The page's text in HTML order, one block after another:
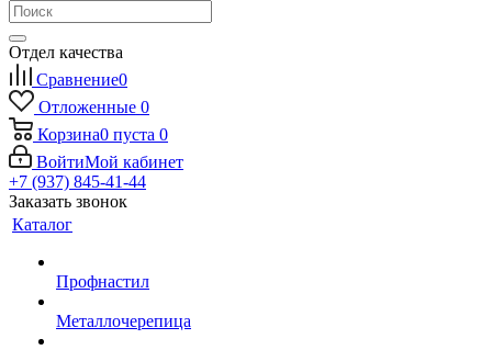
Отдел качества
Сравнение0
Отложенные 0
Корзина0 пуста 0
ВойтиМой кабинет
+7 (937) 845-41-44
Заказать звонок
Каталог
Профнастил
Металлочерепица